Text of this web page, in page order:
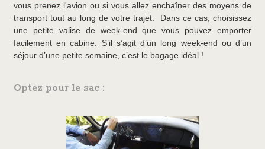
vous prenez l'avion ou si vous allez enchaîner des moyens de
transport tout au long de votre trajet. Dans ce cas, choisissez
une petite valise de week-end que vous pouvez emporter
facilement en cabine. S’il s’agit d’un long week-end ou d’un
séjour d’une petite semaine, c’est le bagage idéal !
Optez pour le sac :